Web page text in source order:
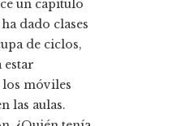
un capítulo
dado clases
de ciclos,
estar
los móviles
las aulas.